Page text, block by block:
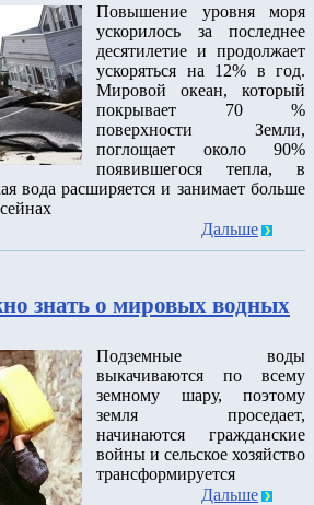
Повышение уровня моря
ускорилось за последнее
десятилетие и продолжает
ускоряться на 12% в год.
Мировой океан, который
покрывает 70 %
поверхности Земли,
поглощает около 90%
появившегося тепла, в
вода расширяется и занимает больше
Дальше
знать о мировых водных
Подземные воды
выкачиваются по всему
земному шару, поэтому
земля проседает,
начинаются гражданские
войны и сельское хозяйство
трансформируется
Дальше